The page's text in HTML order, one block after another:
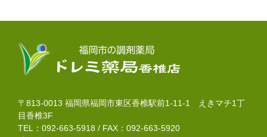
〒813-0013 福岡県福岡市東区香椎駅前1-11-1 えきマチ1丁
目香椎3F
TEL：092-663-5918 / FAX：092-663-5920